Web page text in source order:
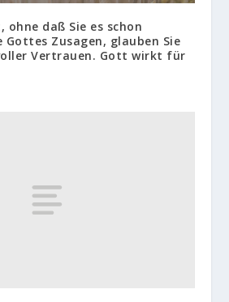
ohne daß Sie es schon
Gottes Zusagen, glauben Sie
Vertrauen. Gott wirkt für